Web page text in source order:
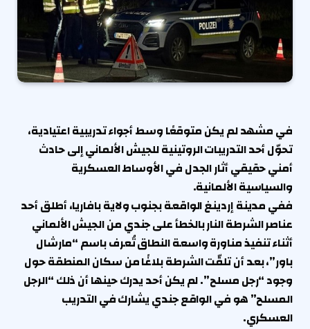
في مشهد لم يكن متوقعًا وسط أجواء تدريبية اعتيادية،
تحوّل أحد التدريبات الروتينية للجيش الألماني إلى حادث
أمني حقيقي أثار الجدل في الأوساط العسكرية
والسياسية الألمانية.
ففي مدينة إردينغ الواقعة بجنوب ولاية بافاريا، أطلق أحد
عناصر الشرطة النار بالخطأ على جندي من الجيش الألماني
أثناء تنفيذ مناورة واسعة النطاق تُعرف باسم “مارشال
باور”، بعد أن تلقّت الشرطة بلاغًا من سكان المنطقة حول
وجود “رجل مسلح”. لم يكن أحد يدرك حينها أن ذلك “الرجل
المسلح” هو في الواقع جندي يشارك في التدريب
العسكري.